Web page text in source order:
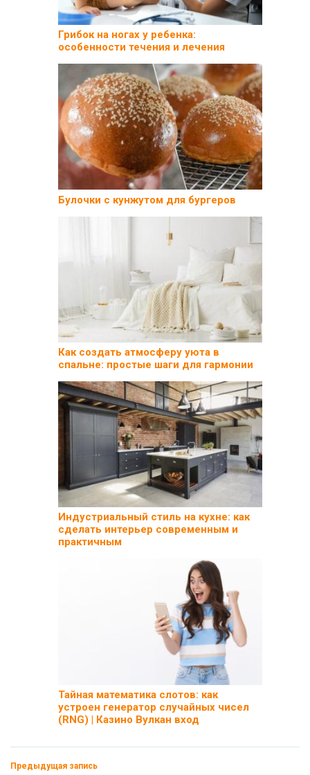
Грибок на ногах у ребенка:
особенности течения и лечения
Булочки с кунжутом для бургеров
Как создать атмосферу уюта в
спальне: простые шаги для гармонии
Индустриальный стиль на кухне: как
сделать интерьер современным и
практичным
Тайная математика слотов: как
устроен генератор случайных чисел
(RNG) | Казино Вулкан вход
Предыдущая запись